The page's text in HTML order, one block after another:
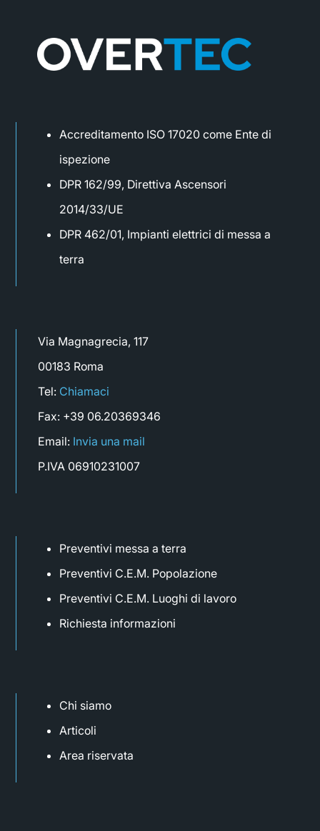
Accreditamento ISO 17020 come Ente di
ispezione
DPR 162/99, Direttiva Ascensori
2014/33/UE
DPR 462/01, Impianti elettrici di messa a
terra
Via Magnagrecia, 117
00183 Roma
Tel: Chiamaci
Fax: +39 06.20369346
Email: Invia una mail
P.IVA 06910231007
Preventivi messa a terra
Preventivi C.E.M. Popolazione
Preventivi C.E.M. Luoghi di lavoro
Richiesta informazioni
Chi siamo
Articoli
Area riservata